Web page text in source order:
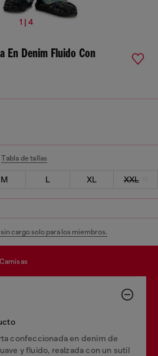
1 | 4
En Denim Fluido Con
Tabla de tallas
M L XL XXL
cargo solo para los miembros.
camisas
confeccionada en denim de
y fluido, realzada con un sutil